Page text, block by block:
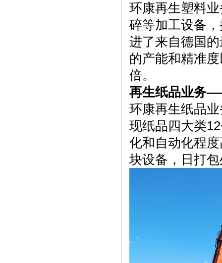
环康再生塑料
碎等加工设备
进了来自德国
的产能和精准
倍。
再生纸品业务
环康再生纸品
现纸品四大类
化和自动化程
块设备，日打